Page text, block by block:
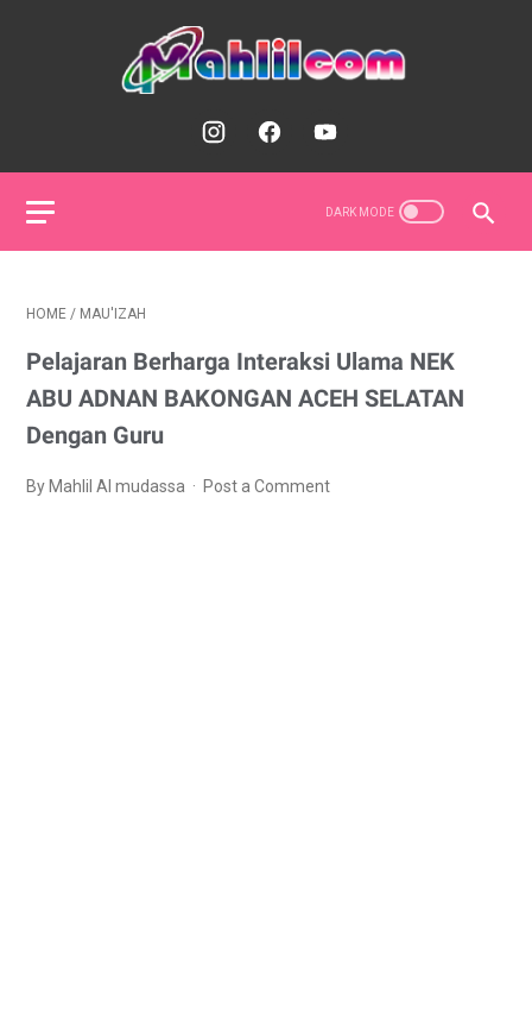
HOME / MAU'IZAH
Pelajaran Berharga Interaksi Ulama NEK
ABU ADNAN BAKONGAN ACEH SELATAN
Dengan Guru
By Mahlil Al mudassa Post a Comment